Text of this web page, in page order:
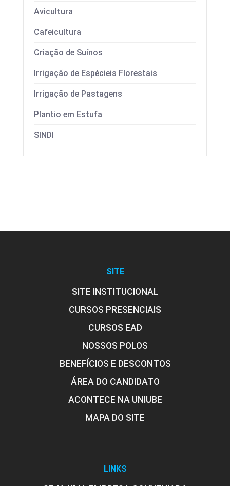
Avicultura
Cafeicultura
Criação de Suínos
Irrigação de Espécieis Florestais
Irrigação de Pastagens
Plantio em Estufa
SINDI
SITE
SITE INSTITUCIONAL
CURSOS PRESENCIAIS
CURSOS EAD
NOSSOS POLOS
BENEFÍCIOS E DESCONTOS
ÁREA DO CANDIDATO
ACONTECE NA UNIUBE
MAPA DO SITE
LINKS